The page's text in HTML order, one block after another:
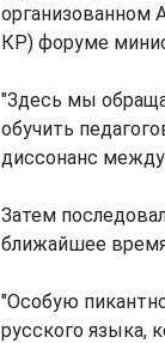
организованном
КР) форуме
"Здесь мы
обучить
диссонанс
Затем
ближайшее
"Особую
русского языка,